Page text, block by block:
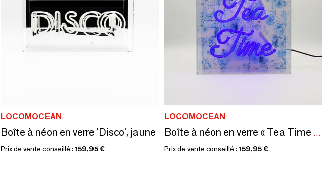
LOCOMOCEAN
Boîte à néon en verre 'Disco', jaune
Prix de vente conseillé : 159,95 €
LOCOMOCEAN
Boîte à néon en verre « Tea Time » - bleu
Prix de vente conseillé : 159,95 €